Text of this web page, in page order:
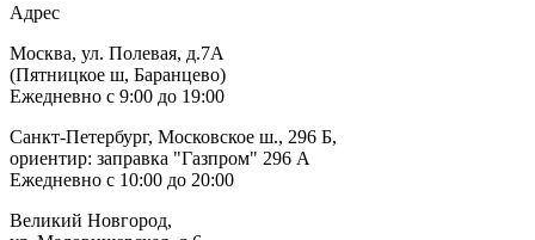
Адрес
Москва, ул. Полевая, д.7А
(Пятницкое ш, Баранцево)
Ежедневно с 9:00 до 19:00
Санкт-Петербург, Московское ш., 296 Б,
ориентир: заправка "Газпром" 296 А
Ежедневно с 10:00 до 20:00
Великий Новгород,